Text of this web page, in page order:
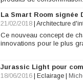
La Smart Room signée
21/02/2018 Architecture
Ce nouveau concept de
innovations pour le plus
Jurassic Light pour
18/06/2016 Eclairage